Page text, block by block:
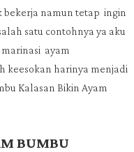
bekerja namun tetap ingin
satu contohnya ya aku
ayam
keesokan harinya menjadi
Kalasan Bikin Ayam
BUMBU